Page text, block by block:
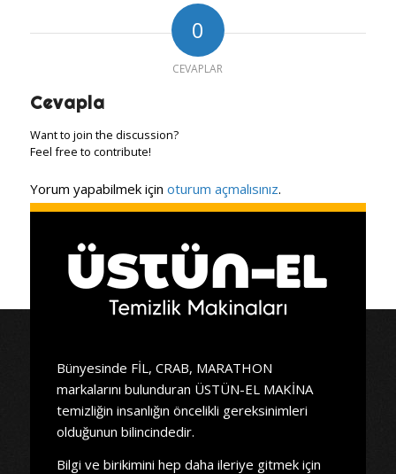
0
CEVAPLAR
Cevapla
Want to join the discussion?
Feel free to contribute!
Yorum yapabilmek için oturum açmalısınız.
Bünyesinde FİL, CRAB, MARATHON
markalarını bulunduran ÜSTÜN-EL MAKİNA
temizliğin insanlığın öncelikli gereksinimleri
olduğunun bilincindedir.
Bilgi ve birikimini hep daha ileriye gitmek için